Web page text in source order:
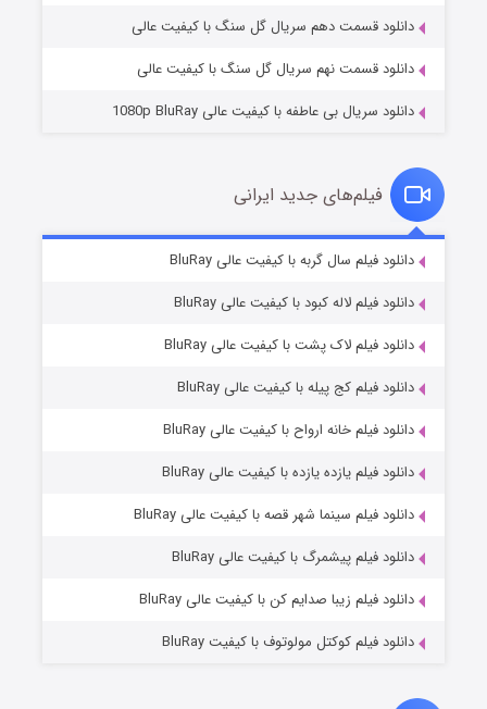
قسمت۷ (زیرنویس) منتشر شد
دانلود قسمت دهم سریال گل سنگ با کیفیت عالی
دانلود قسمت نهم سریال گل سنگ با کیفیت عالی
دانلود سریال بی عاطفه با کیفیت عالی 1080p BluRay
فیلم‌های جدید ایرانی
دانلود فیلم سال گربه با کیفیت عالی BluRay
دانلود فیلم لاله کبود با کیفیت عالی BluRay
دانلود فیلم لاک پشت با کیفیت عالی BluRay
دانلود فیلم کج‌ پیله با کیفیت عالی BluRay
دانلود فیلم خانه ارواح با کیفیت عالی BluRay
دانلود فیلم یازده یازده با کیفیت عالی BluRay
دانلود فیلم سینما شهر قصه با کیفیت عالی BluRay
دانلود فیلم پیشمرگ با کیفیت عالی BluRay
دانلود فیلم زیبا صدایم کن با کیفیت عالی BluRay
دانلود فیلم کوکتل مولوتوف با کیفیت BluRay